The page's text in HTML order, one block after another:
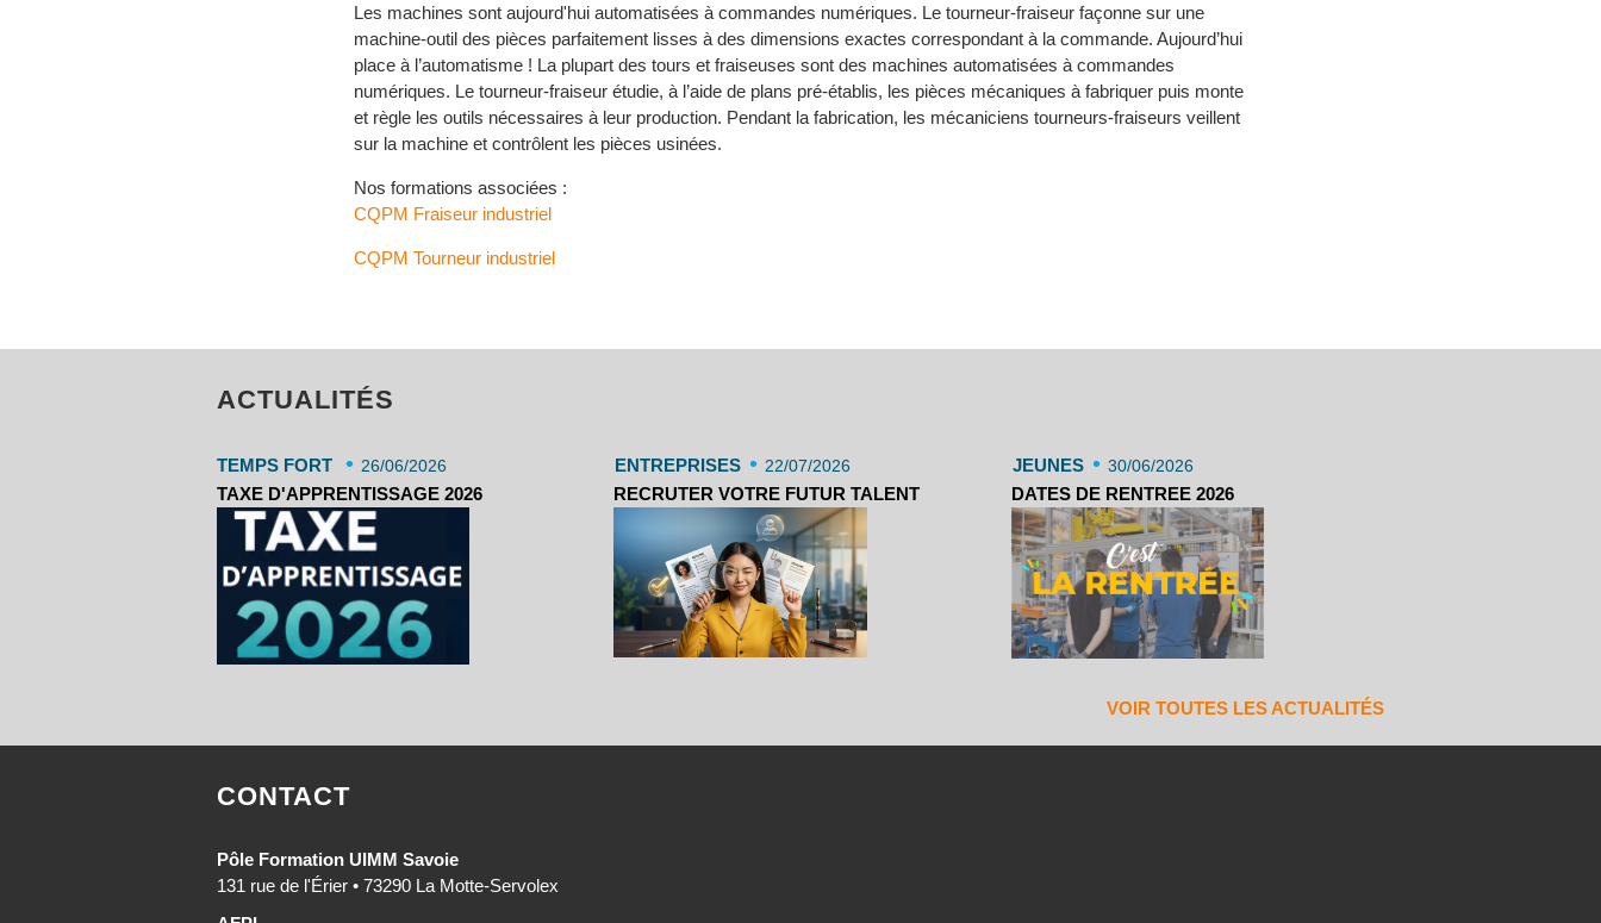
Les machines sont aujourd'hui automatisées à commandes numériques. Le tourneur-fraiseur façonne sur une
machine-outil des pièces parfaitement lisses à des dimensions exactes correspondant à la commande. Aujourd’hui
place à l’automatisme ! La plupart des tours et fraiseuses sont des machines automatisées à commandes
numériques. Le tourneur-fraiseur étudie, à l’aide de plans pré-établis, les pièces mécaniques à fabriquer puis monte
et règle les outils nécessaires à leur production. Pendant la fabrication, les mécaniciens tourneurs-fraiseurs veillent
sur la machine et contrôlent les pièces usinées.
Nos formations associées :
CQPM Fraiseur industriel
CQPM Tourneur industriel
ACTUALITÉS
TEMPS FORT • 26/06/2026
TAXE D'APPRENTISSAGE 2026
ENTREPRISES • 22/07/2026
RECRUTER VOTRE FUTUR TALENT
JEUNES • 30/06/2026
DATES DE RENTREE 2026
VOIR TOUTES LES ACTUALITÉS
CONTACT
Pôle Formation UIMM Savoie
131 rue de l'Érier • 73290 La Motte-Servolex